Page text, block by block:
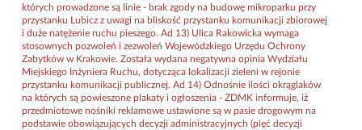
których prowadzone są linie - brak zgody na budowę mikroparku przy
przystanku Lubicz z uwagi na bliskość przystanku komunikacji zbiorowej
i duże natężenie ruchu pieszego. Ad 13) Ulica Rakowicka wymaga
stosownych pozwoleń i zezwoleń Wojewódzkiego Urzędu Ochrony
Zabytków w Krakowie. Została wydana negatywna opinia Wydziału
Miejskiego Inżyniera Ruchu, dotycząca lokalizacji zieleni w rejonie
przystanku komunikacji publicznej. Ad 14) Odnośnie ilości okrąglaków
na których są powieszone plakaty i ogłoszenia - ZDMK informuje, iż
przedmiotowe nośniki reklamowe ustawione są w pasie drogowym na
podstawie obowiązujących decyzji administracyjnych (pięć decyzji